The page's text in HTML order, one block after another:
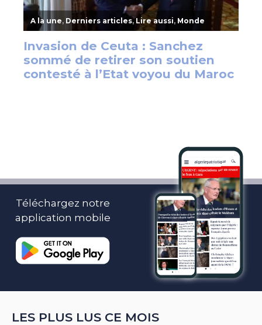
Téléchargez notre
application mobile
LES PLUS LUS CE MOIS